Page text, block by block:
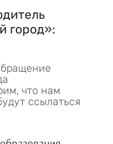
город»:
что нам
ссылаться